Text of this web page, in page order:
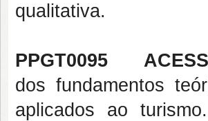
qualitativa.
PPGT0095
dos fundamentos
aplicados ao